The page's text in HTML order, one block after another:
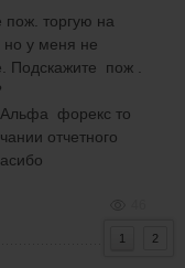
торгую на
у меня не
Подскажите пож .
Альфа форекс то
отчетного
1 2